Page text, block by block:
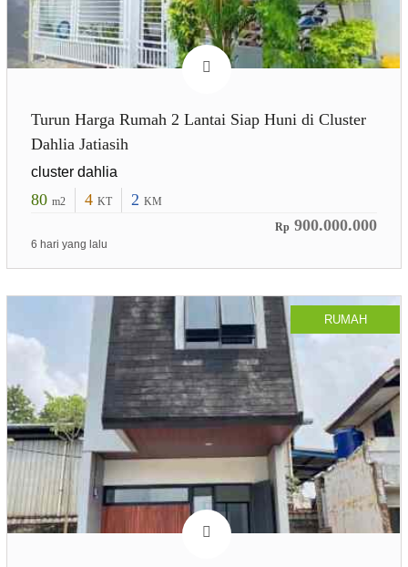
Turun Harga Rumah 2 Lantai Siap Huni di Cluster
Dahlia Jatiasih
cluster dahlia
80 m2 4 KT 2 KM
Rp 900.000.000
6 hari yang lalu
RUMAH